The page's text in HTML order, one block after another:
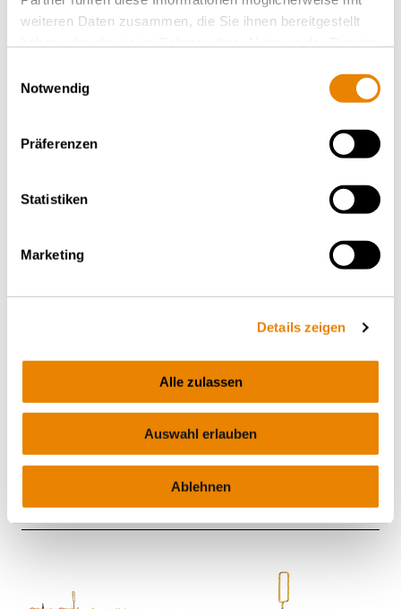
weiteren Daten zusammen, die Sie ihnen bereitgestellt
Notwendig
Präferenzen
Statistiken
Marketing
Details zeigen
Alle zulassen
Auswahl erlauben
Ablehnen
Containertragwagen Sgmmnss
40' Sgmmnss